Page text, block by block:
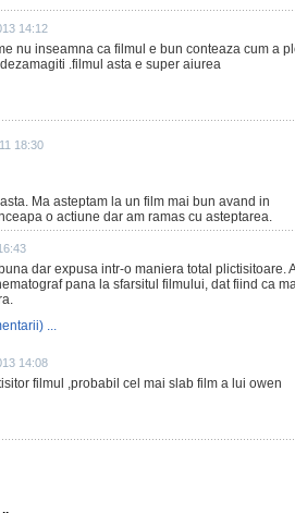
14:12
nu inseamna ca filmul e bun conteaza cum a
.filmul asta e super aiurea
18:30
Ma asteptam la un film mai bun avand in
o actiune dar am ramas cu asteptarea.
dar expusa intr-o maniera total plictisitoare.
pana la sfarsitul filmului, dat fiind ca
...
14:08
filmul ,probabil cel mai slab film a lui owen